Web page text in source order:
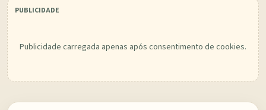
Publicidade carregada apenas após consentimento de cookies.